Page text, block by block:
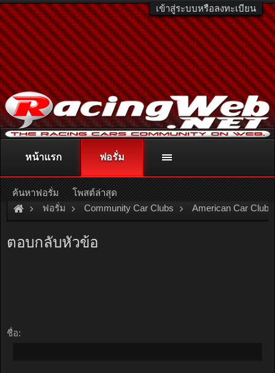
เข้าสู่ระบบหรือลงทะเบียน
ติดต่อลงโฆษณา racingweb@gmail.comหรือโทร. 081-811-1138
หรืออ่านรายละเอียดเพิ่มเติม คลิกที่นี่
ฟอรั่ม Community Car Clubs American Car Clubs
ตอบกลับหัวข้อ
ชื่อ:
หน้าแรก ฟอรั่ม
ค้นหาฟอรั่ม โพสต์ล่าสุด